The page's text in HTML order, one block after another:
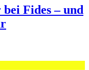
Fides – und